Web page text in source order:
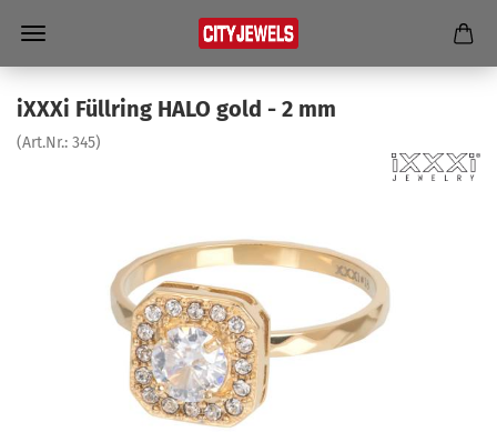
iXXXi Füll­ring HALO gold - 2 mm
(Art.Nr.: 345)